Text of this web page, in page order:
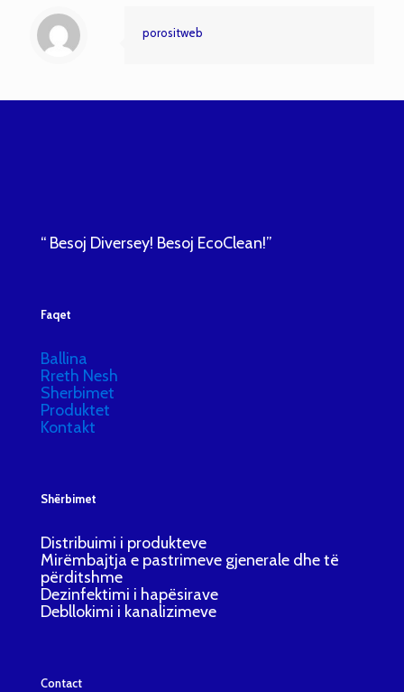
porositweb
“ Besoj Diversey! Besoj EcoClean!”
Faqet
Ballina
Rreth Nesh
Sherbimet
Produktet
Kontakt
Shërbimet
Distribuimi i produkteve
Mirëmbajtja e pastrimeve gjenerale dhe të
përditshme
Dezinfektimi i hapësirave
Debllokimi i kanalizimeve
Contact